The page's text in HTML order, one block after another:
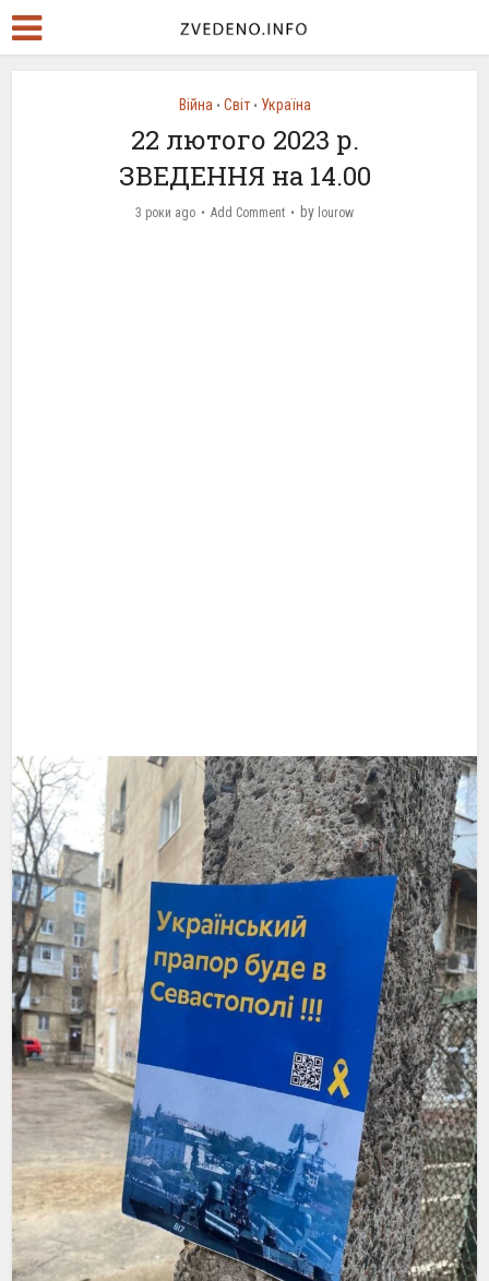
Війна • Світ • Україна
22 лютого 2023 р.
ЗВЕДЕННЯ на 14.00
3 роки ago Add Comment by lourow